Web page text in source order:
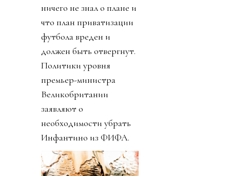
ничего не знал о плане и
что план приватизации
футбола вреден и
должен быть отвергнут.
Политики уровня
премьер-министра
Великобритании
заявляют о
необходимости убрать
Инфантино из ФИФА.